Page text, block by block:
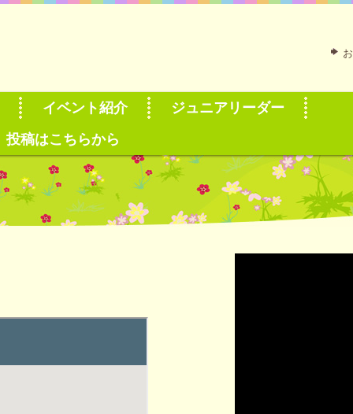
イベント紹介
ジュニアリーダー
投稿はこちらから